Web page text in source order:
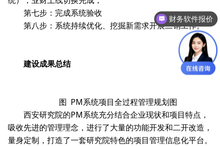
第七步：完成系统验收
第八步：系统持续优化、挖掘新需求开展二销工作。
建设成果总结
图 PM系统项目全过程管理规划图
西安研究院的PM系统充分结合企业现状和项目特点，
吸收先进的管理理念，进行了大量的功能开发和二开改造，
量身定制，打造了一套研究院特色的项目管理信息化平台。
财务软件报价